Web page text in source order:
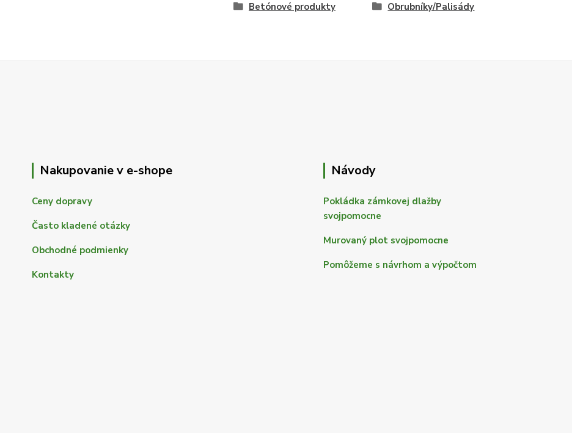
Betónové produkty Obrubníky/Palisády
Nakupovanie v e-shope
Ceny dopravy
Často kladené otázky
Obchodné podmienky
Kontakty
Návody
Pokládka zámkovej dlažby
svojpomocne
Murovaný plot svojpomocne
Pomôžeme s návrhom a výpočtom